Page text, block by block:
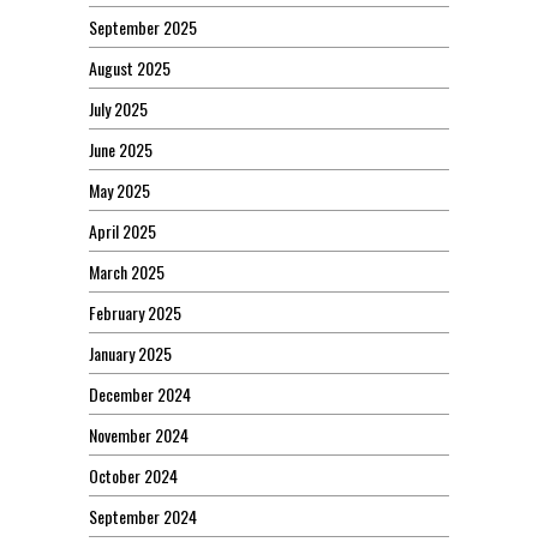
September 2025
August 2025
July 2025
June 2025
May 2025
April 2025
March 2025
February 2025
January 2025
December 2024
November 2024
October 2024
September 2024